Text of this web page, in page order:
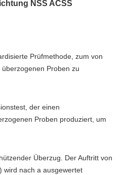
NSS ACSS
Prüfmethode, zum von
Proben zu
der einen
Proben produziert, um
Überzug. Der Auftritt von
wird nach a ausgewertet